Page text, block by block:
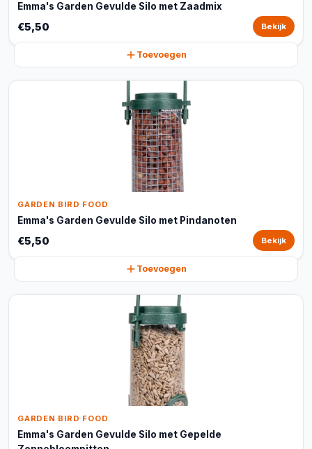
Emma's Garden Gevulde Silo met Zaadmix
€5,50 Bekijk
Toevoegen
GARDEN BIRD FOOD
Emma's Garden Gevulde Silo met Pindanoten
€5,50 Bekijk
Toevoegen
GARDEN BIRD FOOD
Emma's Garden Gevulde Silo met Gepelde